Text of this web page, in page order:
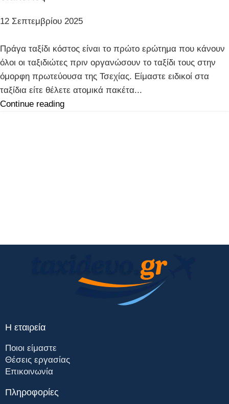
12 Σεπτεμβρίου 2025
Πράγα ταξίδι κόστος είναι το πρώτο ερώτημα που κάνουν
όλοι οι ταξιδιώτες πριν οργανώσουν το ταξίδι τους στην
όμορφη πρωτεύουσα της Τσεχίας. Είμαστε ειδικοί στα
ταξίδια είτε θέλετε ατομικά πακέτα...
Continue reading
Η εταιρεία
Ποιοι είμαστε
Θέσεις εργασίας
Επικοινωνία
Πληροφορίες